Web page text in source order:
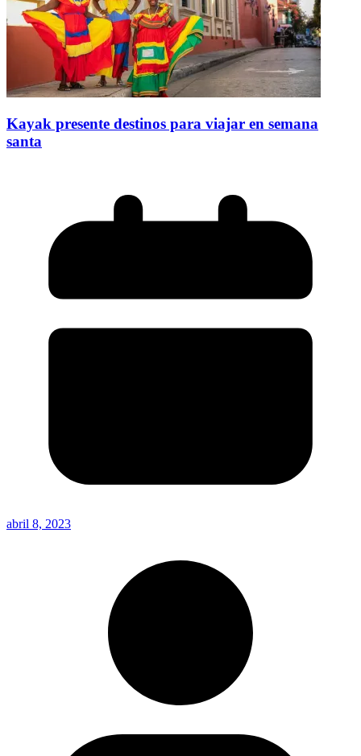
Kayak presente destinos para viajar en semana
santa
abril 8, 2023